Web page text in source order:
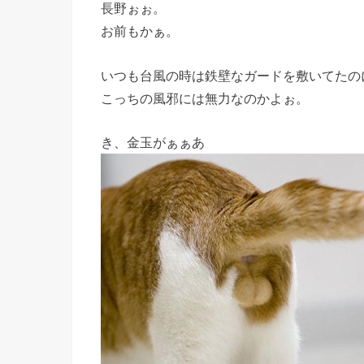
長野ぉぉ。
お前もかぁ。
いつも台風の時は鉄壁なガードを敷いてたの
こっちの風邪には無力なのかよぉ。
き、金玉がぁぁあ